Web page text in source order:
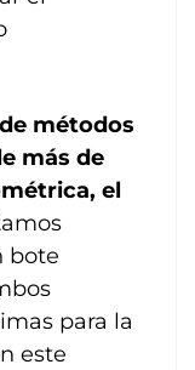
métodos
más de
el
bote
para la
este